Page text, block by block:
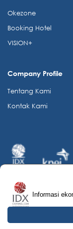
Informasi
Okezone
Booking Hotel
VISION+
Company Profile
Tentang Kami
Kontak Kami
©